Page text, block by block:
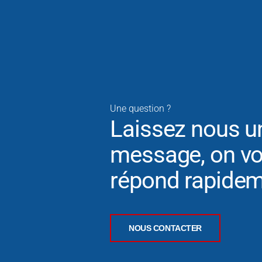
Une question ?
Laissez nous
message, on
répond
NOUS CONTACTER